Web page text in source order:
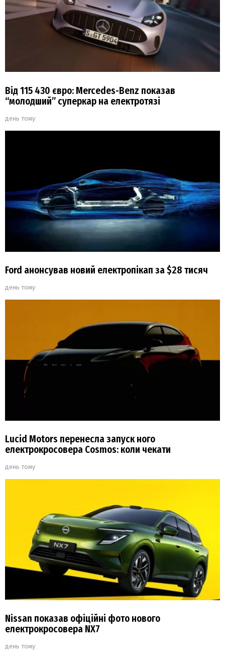
Від 115 430 євро: Mercedes-Benz показав
“молодший” суперкар на електротязі
день тому
Ford анонсував новий електропікап за $28 тисяч
день тому
Lucid Motors перенесла запуск ного
електрокросовера Cosmos: коли чекати
день тому
Nissan показав офіційні фото нового
електрокросовера NX7
день тому